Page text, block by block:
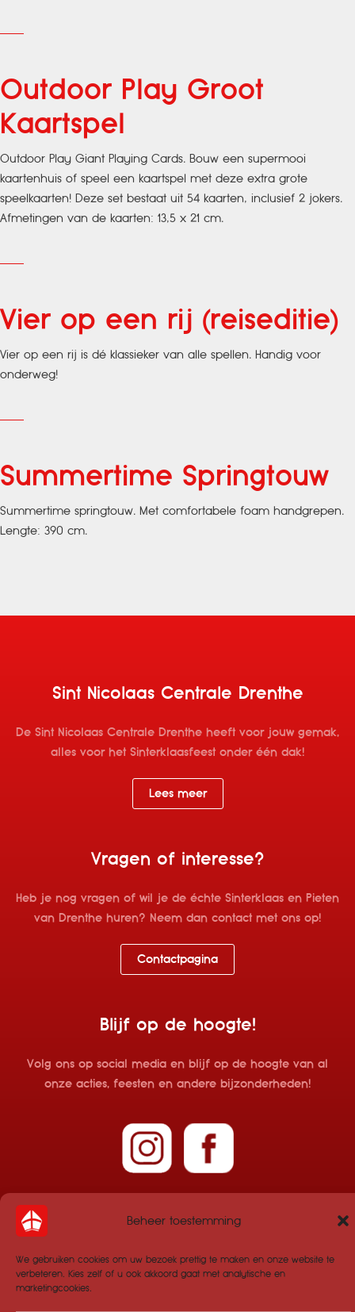
Beheer toestemming
We gebruiken cookies om uw bezoek prettig te maken en onze website te
verbeteren. Kies zelf of u ook akkoord gaat met analytische en
marketingcookies.
Outdoor Play Groot
Kaartspel
Outdoor Play Giant Playing Cards. Bouw een supermooi
kaartenhuis of speel een kaartspel met deze extra grote
speelkaarten! Deze set bestaat uit 54 kaarten, inclusief 2 jokers.
Afmetingen van de kaarten: 13,5 x 21 cm.
Vier op een rij (reiseditie)
Vier op een rij is dé klassieker van alle spellen. Handig voor
onderweg!
Summertime Springtouw
Summertime springtouw. Met comfortabele foam handgrepen.
Lengte: 390 cm.
Sint Nicolaas Centrale Drenthe
De Sint Nicolaas Centrale Drenthe heeft voor jouw gemak,
alles voor het Sinterklaasfeest onder één dak!
Lees meer
Vragen of interesse?
Heb je nog vragen of wil je de échte Sinterklaas en Pieten
van Drenthe huren? Neem dan contact met ons op!
Contactpagina
Blijf op de hoogte!
Volg ons op social media en blijf op de hoogte van al
onze acties, feesten en andere bijzonderheden!